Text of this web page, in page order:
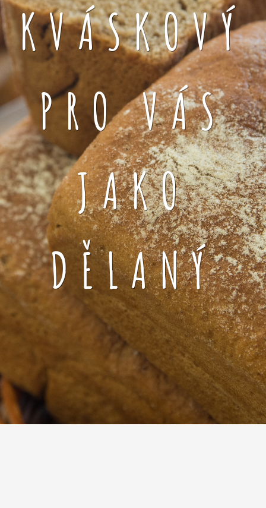
KVÁSKOVÝ
PRO VÁS
JAKO
DĚLANÝ